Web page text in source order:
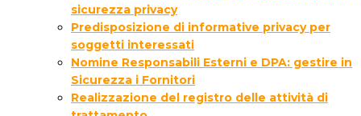
sicurezza privacy
Predisposizione di informative privacy per
soggetti interessati
Nomine Responsabili Esterni e DPA: gestire in
Sicurezza i Fornitori
Realizzazione del registro delle attività di